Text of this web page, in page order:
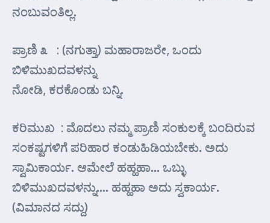
ನಂಬುವಂತಿಲ್ಲ.
ಪ್ರಾಣಿ ೩ : (ನಗುತ್ತಾ) ಮಹಾರಾಜರೇ, ಒಂದು
ಬಿಳಿಮುಖದವಳನ್ನು
ನೋಡಿ, ಕರಕೊಂಡು ಬನ್ನಿ.
ಕರಿಮುಖ : ಮೊದಲು ನಮ್ಮ ಪ್ರಾಣಿ ಸಂಕುಲಕ್ಕೆ ಬಂದಿರುವ
ಸಂಕಷ್ಟಗಳಿಗೆ ಪರಿಹಾರ ಕಂಡುಹಿಡಿಯಬೇಕು. ಅದು
ಸ್ವಾಮಿಕಾರ್ಯ. ಆಮೇಲೆ ಹಹ್ಹಹಾ… ಒಬ್ಳು
ಬಿಳಿಮುಖದವಳನ್ನು…. ಹಹ್ಹಹಾ ಅದು ಸ್ವಕಾರ್ಯ.
(ವಿಮಾನದ ಸದ್ದು)